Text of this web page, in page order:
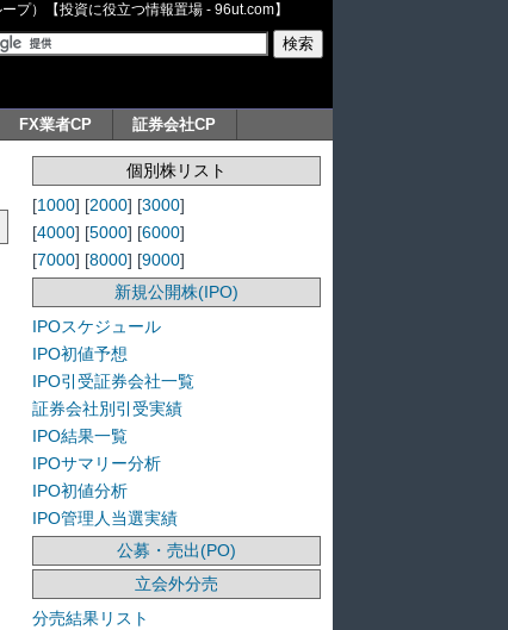
プ）【投資に役立つ情報置場 - 96ut.com】
FX業者CP 証券会社CP
個別株リスト
[1000] [2000] [3000]
[4000] [5000] [6000]
[7000] [8000] [9000]
新規公開株(IPO)
IPOスケジュール
IPO初値予想
IPO引受証券会社一覧
証券会社別引受実績
IPO結果一覧
IPOサマリー分析
IPO初値分析
IPO管理人当選実績
公募・売出(PO)
立会外分売
分売結果リスト